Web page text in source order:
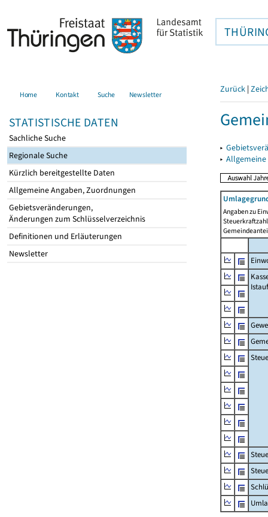
Home Kontakt Suche Newsletter
STATISTISCHE DATEN
Sachliche Suche
Regionale Suche
Kürzlich bereitgestellte Daten
Allgemeine Angaben, Zuordnungen
Gebietsveränderungen,
Änderungen zum Schlüsselverzeichnis
Definitionen und Erläuterungen
Newsletter
Zurück |
▸
▸
Angaben zu